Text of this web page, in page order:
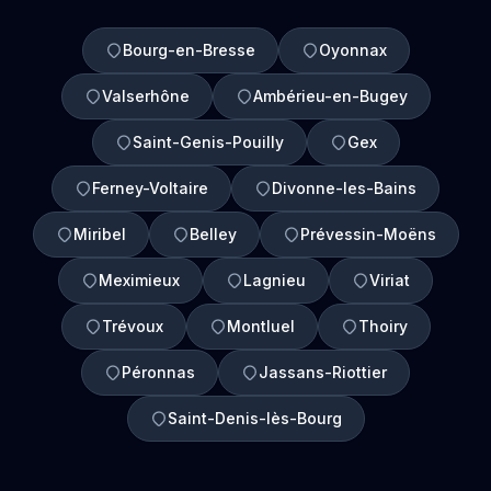
Bourg-en-Bresse Oyonnax
Valserhône Ambérieu-en-Bugey
Saint-Genis-Pouilly Gex
Ferney-Voltaire Divonne-les-Bains
Miribel Belley Prévessin-Moëns
Meximieux Lagnieu Viriat
Trévoux Montluel Thoiry
Péronnas Jassans-Riottier
Saint-Denis-lès-Bourg